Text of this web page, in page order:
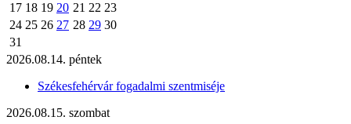
17 18 19 20 21 22 23
24 25 26 27 28 29 30
31
2026.08.14. péntek
Székesfehérvár fogadalmi szentmiséje
2026.08.15. szombat